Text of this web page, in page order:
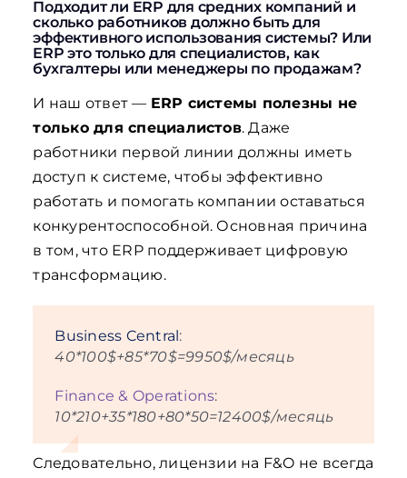
Подходит ли ERP для средних компаний и
сколько работников должно быть для
эффективного использования системы? Или
ERP это только для специалистов, как
бухгалтеры или менеджеры по продажам?
И наш ответ — ERP системы полезны не
только для специалистов. Даже
работники первой линии должны иметь
доступ к системе, чтобы эффективно
работать и помогать компании оставаться
конкурентоспособной. Основная причина
в том, что ERP поддерживает цифровую
трансформацию.
Business Central:
40*100$+85*70$=9950$/месяць
Finance & Operations:
10*210+35*180+80*50=12400$/месяць
Следовательно, лицензии на F&O не всегда